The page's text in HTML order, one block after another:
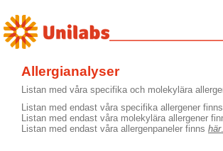
Allergianalyser
Listan med våra specifika och molekylära
Listan med endast våra specifika allergener finns
Listan med endast våra molekylära allergener
Listan med endast våra allergenpaneler finns här.